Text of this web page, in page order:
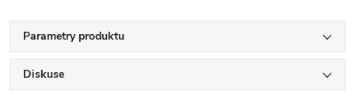
Parametry produktu
Diskuse